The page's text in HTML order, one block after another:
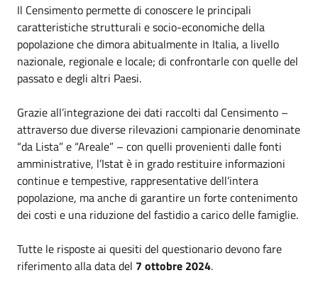
Il Censimento permette di conoscere le principali
caratteristiche strutturali e socio-economiche della
popolazione che dimora abitualmente in Italia, a livello
nazionale, regionale e locale; di confrontarle con quelle del
passato e degli altri Paesi.
Grazie all’integrazione dei dati raccolti dal Censimento –
attraverso due diverse rilevazioni campionarie denominate
“da Lista” e “Areale” – con quelli provenienti dalle fonti
amministrative, l’Istat è in grado restituire informazioni
continue e tempestive, rappresentative dell’intera
popolazione, ma anche di garantire un forte contenimento
dei costi e una riduzione del fastidio a carico delle famiglie.
Tutte le risposte ai quesiti del questionario devono fare
riferimento alla data del 7 ottobre 2024.